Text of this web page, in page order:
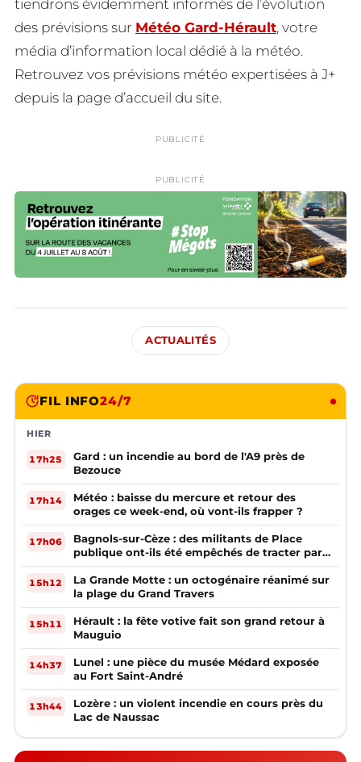
tiendrons évidemment informés de l’évolution
des prévisions sur Météo Gard-Hérault, votre
média d’information local dédié à la météo.
Retrouvez vos prévisions météo expertisées à J+
depuis la page d’accueil du site.
PUBLICITÉ
PUBLICITÉ
ACTUALITÉS
FIL INFO24/7
HIER
17h25
Gard : un incendie au bord de l'A9 près de
Bezouce
17h14
Météo : baisse du mercure et retour des
orages ce week-end, où vont-ils frapper ?
17h06
Bagnols-sur-Cèze : des militants de Place
publique ont-ils été empêchés de tracter par
la mairie ?
15h12
La Grande Motte : un octogénaire réanimé sur
la plage du Grand Travers
15h11
Hérault : la fête votive fait son grand retour à
Mauguio
14h37
Lunel : une pièce du musée Médard exposée
au Fort Saint-André
13h44
Lozère : un violent incendie en cours près du
Lac de Naussac